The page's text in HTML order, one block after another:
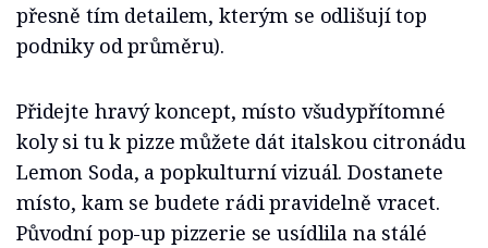
přesně tím detailem, kterým se odlišují top
podniky od průměru).
Přidejte hravý koncept, místo všudypřítomné
koly si tu k pizze můžete dát italskou citronádu
Lemon Soda, a popkulturní vizuál. Dostanete
místo, kam se budete rádi pravidelně vracet.
Původní pop-up pizzerie se usídlila na stálé